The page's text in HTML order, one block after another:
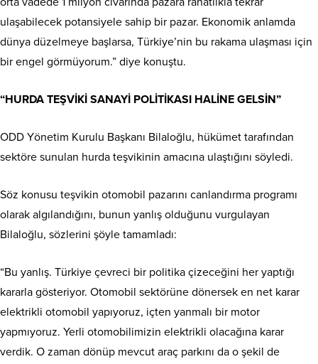
ulaşabilecek potansiyele sahip bir pazar. Ekonomik anlamda
dünya düzelmeye başlarsa, Türkiye’nin bu rakama ulaşması için
bir engel görmüyorum.” diye konuştu.
“HURDA TEŞVİKİ SANAYİ POLİTİKASI HALİNE GELSİN”
ODD Yönetim Kurulu Başkanı Bilaloğlu, hükümet tarafından
sektöre sunulan hurda teşvikinin amacına ulaştığını söyledi.
Söz konusu teşvikin otomobil pazarını canlandırma programı
olarak algılandığını, bunun yanlış olduğunu vurgulayan
Bilaloğlu, sözlerini şöyle tamamladı:
“Bu yanlış. Türkiye çevreci bir politika çizeceğini her yaptığı
kararla gösteriyor. Otomobil sektörüne dönersek en net karar
elektrikli otomobil yapıyoruz, içten yanmalı bir motor
yapmıyoruz. Yerli otomobilimizin elektrikli olacağına karar
verdik. O zaman dönüp mevcut araç parkını da o şekil de